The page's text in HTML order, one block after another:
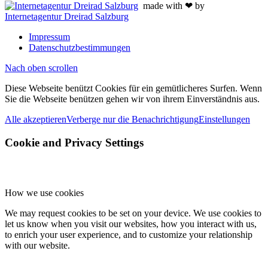
made with ❤ by
Internetagentur Dreirad Salzburg
Impressum
Datenschutzbestimmungen
Nach oben scrollen
Diese Webseite benützt Cookies für ein gemütlicheres Surfen. Wenn
Sie die Webseite benützen gehen wir von ihrem Einverständnis aus.
Alle akzeptierenVerberge nur die BenachrichtigungEinstellungen
Cookie and Privacy Settings
How we use cookies
We may request cookies to be set on your device. We use cookies to
let us know when you visit our websites, how you interact with us,
to enrich your user experience, and to customize your relationship
with our website.